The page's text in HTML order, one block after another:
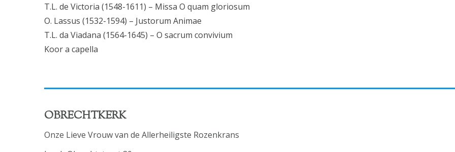
T.L. de Victoria (1548-1611) – Missa O quam gloriosum
O. Lassus (1532-1594) – Justorum Animae
T.L. da Viadana (1564-1645) – O sacrum convivium
Koor a capella
OBRECHTKERK
Onze Lieve Vrouw van de Allerheiligste Rozenkrans